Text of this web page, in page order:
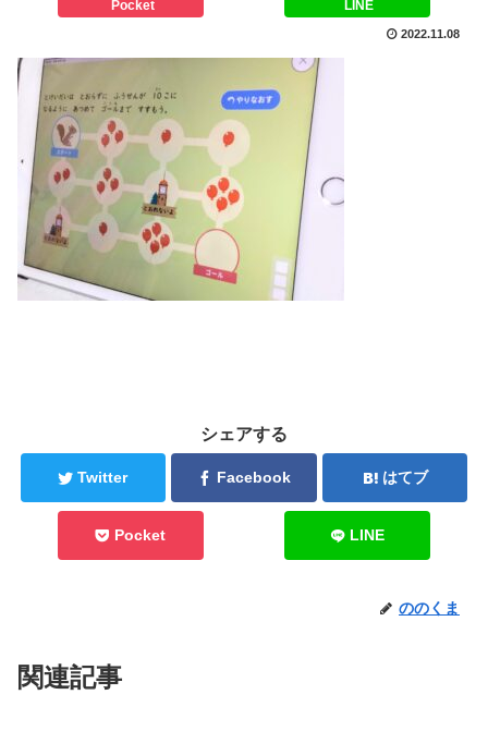
Pocket LINE
2022.11.08
シェアする
Twitter Facebook はてブ
Pocket LINE
ののくま
関連記事